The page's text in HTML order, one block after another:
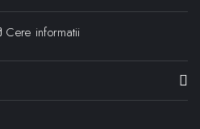
Cere informatii